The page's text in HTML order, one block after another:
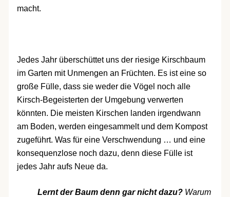
macht.
Jedes Jahr überschüttet uns der riesige Kirschbaum
im Garten mit Unmengen an Früchten. Es ist eine so
große Fülle, dass sie weder die Vögel noch alle
Kirsch-Begeisterten der Umgebung verwerten
könnten. Die meisten Kirschen landen irgendwann
am Boden, werden eingesammelt und dem Kompost
zugeführt. Was für eine Verschwendung … und eine
konsequenzlose noch dazu, denn diese Fülle ist
jedes Jahr aufs Neue da.
Lernt der Baum denn gar nicht dazu?Warum